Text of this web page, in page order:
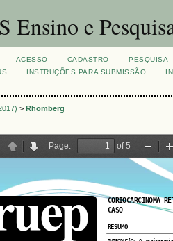
Ensino e
ACESSO CADASTRO
PESQUISA
INSTRUÇÕES PARA SUBMISSÃO
> Rhomberg